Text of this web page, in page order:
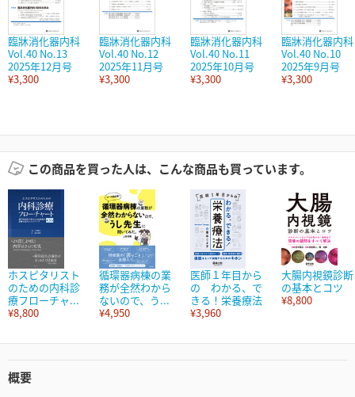
臨牀消化器内科
Vol.40 No.13
2025年12月号
¥3,300
臨牀消化器内科
Vol.40 No.12
2025年11月号
¥3,300
臨牀消化器内科
Vol.40 No.11
2025年10月号
¥3,300
臨牀消化器内科
Vol.40 No.10
2025年9月号
¥3,300
この商品を買った人は、こんな商品も買っています。
ホスピタリスト
のための内科診
療フローチャ...
¥8,800
循環器病棟の業
務が全然わから
ないので、う...
¥4,950
医師１年目から
の わかる、で
きる！栄養療法
¥3,960
大腸内視鏡診断
の基本とコツ
¥8,800
概要